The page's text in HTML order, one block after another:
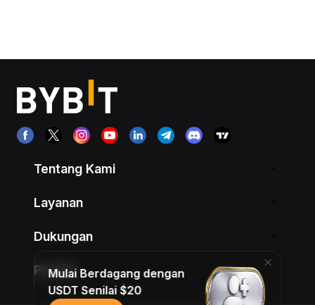
Tentang Kami
Layanan
Dukungan
Produk
Mulai Berdagang dengan
USDT Senilai $20